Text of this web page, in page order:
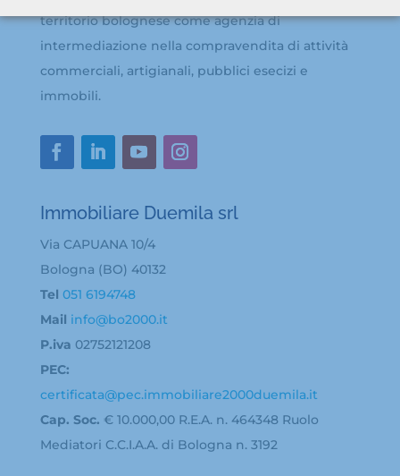
territorio bolognese come agenzia di
intermediazione nella compravendita di attività
commerciali, artigianali, pubblici esecizi e
immobili.
Immobiliare Duemila srl
Via CAPUANA 10/4
Bologna (BO) 40132
Tel 051 6194748
Mail info@bo2000.it
P.iva 02752121208
PEC:
certificata@pec.immobiliare2000duemila.it
Cap. Soc. € 10.000,00 R.E.A. n. 464348 Ruolo
Mediatori C.C.I.A.A. di Bologna n. 3192